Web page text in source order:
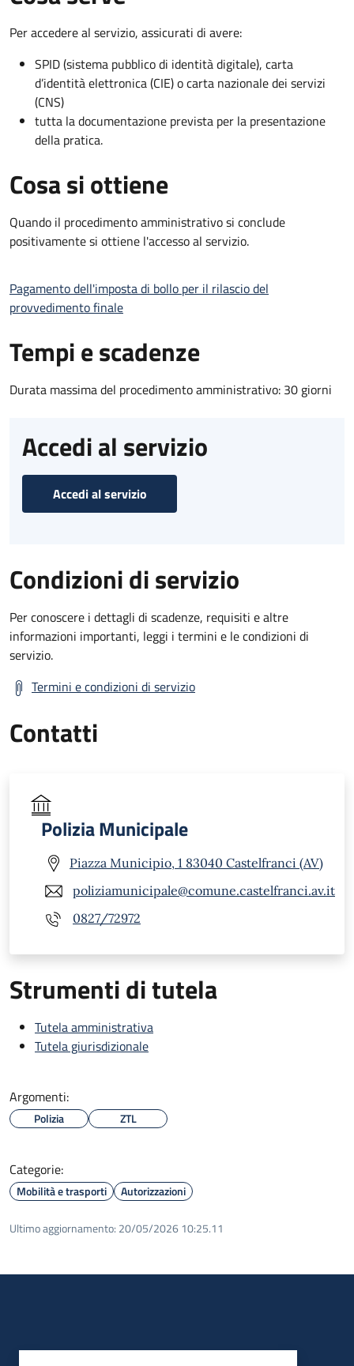
Per accedere al servizio, assicurati di avere:
SPID (sistema pubblico di identità digitale), carta
d’identità elettronica (CIE) o carta nazionale dei servizi
(CNS)
tutta la documentazione prevista per la presentazione
della pratica.
Cosa si ottiene
Quando il procedimento amministrativo si conclude
positivamente si ottiene l'accesso al servizio.
Pagamento dell'imposta di bollo per il rilascio del
provvedimento finale
Tempi e scadenze
Durata massima del procedimento amministrativo: 30 giorni
Accedi al servizio
Accedi al servizio
Condizioni di servizio
Per conoscere i dettagli di scadenze, requisiti e altre
informazioni importanti, leggi i termini e le condizioni di
servizio.
Termini e condizioni di servizio
Contatti
Polizia Municipale
Piazza Municipio, 1 83040 Castelfranci (AV)
poliziamunicipale@comune.castelfranci.av.it
0827/72972
Strumenti di tutela
Tutela amministrativa
Tutela giurisdizionale
Argomenti:
Polizia ZTL
Categorie:
Mobilità e trasporti Autorizzazioni
Ultimo aggiornamento: 20/05/2026 10:25.11